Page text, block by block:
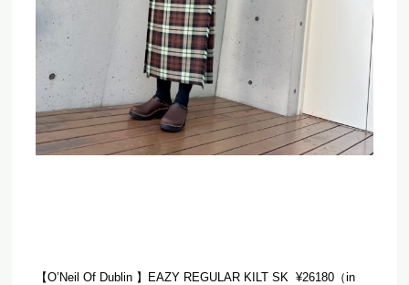
【O’Neil Of Dublin 】 EAZY REGULAR KILT SK ¥26180（in